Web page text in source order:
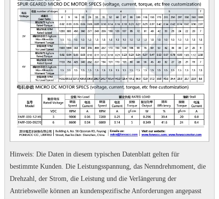
Hinweis: Die Daten in diesem typischen Datenblatt gelten für
bestimmte Kunden. Die Leistungsspannung, das Nenndrehmoment, die
Drehzahl, der Strom, die Leistung und die Verlängerung der
Antriebswelle können an kundenspezifische Anforderungen angepasst